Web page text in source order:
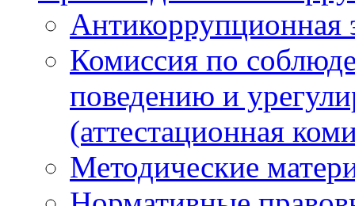
Антикоррупционная
Комиссия по
поведению и
(аттестационная
Методические